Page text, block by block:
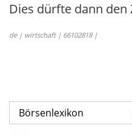
Dies dürfte dann den
de | wirtschaft | 66102818 |
Börsenlexikon